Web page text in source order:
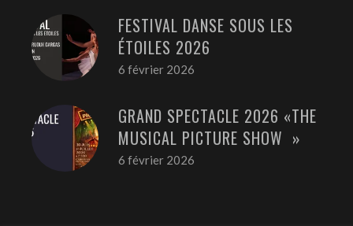
FESTIVAL DANSE SOUS LES
ÉTOILES 2026
6 février 2026
GRAND SPECTACLE 2026 «THE
MUSICAL PICTURE SHOW »
6 février 2026